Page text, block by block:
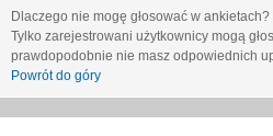
Dlaczego nie mogę głosować w ankietach?
Tylko zarejestrowani użytkownicy mogą
prawdopodobnie nie masz odpowiednich
Powrót do góry